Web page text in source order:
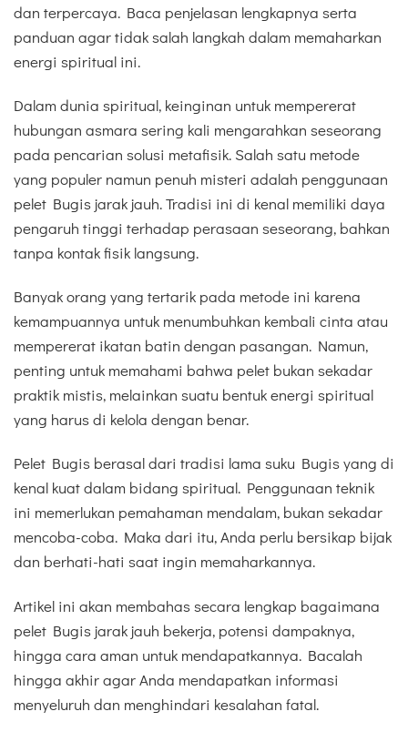
dan terpercaya. Baca penjelasan lengkapnya serta
panduan agar tidak salah langkah dalam memaharkan
energi spiritual ini.
Dalam dunia spiritual, keinginan untuk mempererat
hubungan asmara sering kali mengarahkan seseorang
pada pencarian solusi metafisik. Salah satu metode
yang populer namun penuh misteri adalah penggunaan
pelet Bugis jarak jauh. Tradisi ini di kenal memiliki daya
pengaruh tinggi terhadap perasaan seseorang, bahkan
tanpa kontak fisik langsung.
Banyak orang yang tertarik pada metode ini karena
kemampuannya untuk menumbuhkan kembali cinta atau
mempererat ikatan batin dengan pasangan. Namun,
penting untuk memahami bahwa pelet bukan sekadar
praktik mistis, melainkan suatu bentuk energi spiritual
yang harus di kelola dengan benar.
Pelet Bugis berasal dari tradisi lama suku Bugis yang di
kenal kuat dalam bidang spiritual. Penggunaan teknik
ini memerlukan pemahaman mendalam, bukan sekadar
mencoba-coba. Maka dari itu, Anda perlu bersikap bijak
dan berhati-hati saat ingin memaharkannya.
Artikel ini akan membahas secara lengkap bagaimana
pelet Bugis jarak jauh bekerja, potensi dampaknya,
hingga cara aman untuk mendapatkannya. Bacalah
hingga akhir agar Anda mendapatkan informasi
menyeluruh dan menghindari kesalahan fatal.